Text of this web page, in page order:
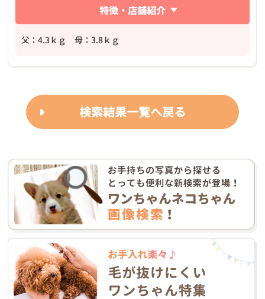
特徴・店舗紹介
父：4.3ｋｇ 母：3.8ｋｇ
検索結果一覧へ戻る